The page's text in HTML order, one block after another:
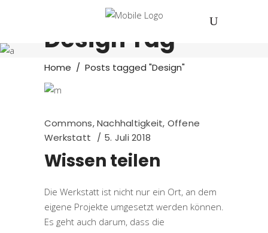
Design Tag
Home / Posts tagged "Design"
Commons,Nachhaltigkeit, Offene
Werkstatt
5. Juli 2018
Wissen teilen
Die Werkstatt ist nicht nur ein Ort, an dem
eigene Projekte umgesetzt werden können.
Es geht auch darum, dass die